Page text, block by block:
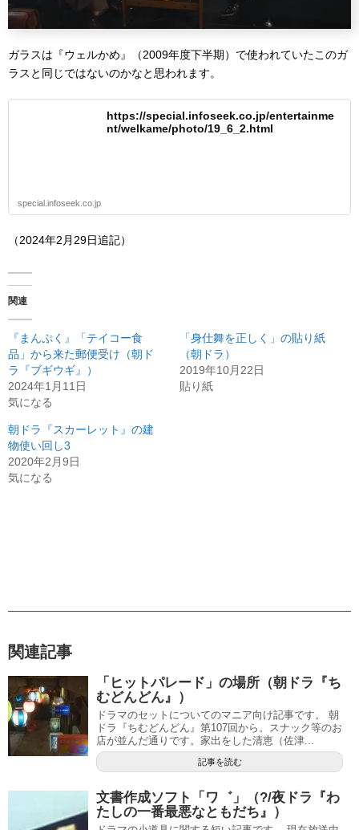
ガラスは『ウェルかめ』（2009年度下半期）で使われていたこのガ
ラスと同じではないのかなと思われます。
https://special.infoseek.co.jp/entertainme
nt/welkame/photo/19_6_2.html
special.infoseek.co.jp
（2024年2月29日追記）
関連
『まんぷく』「テイコー食
品」から来た郵便受け（朝ド
ラ『ブギウギ』）
2024年1月11日
気になる
「身仕舞を正しく」の貼り紙
（朝ドラ）
2019年10月22日
貼り紙
朝ドラ『スカーレット』の建
物使い回し3
2020年2月9日
気になる
関連記事
「ヒットパレード」の場所（朝ドラ『ち
むどんどん』）
ドラマのセットについてのマニア向け記事です。 朝
ドラ『ちむどんどん』第107回から。スナック等のお
店が並んだ通りです。家出をした清恵（佐津...
記事を読む
文書作成ソフト「ワ゛」（?/夜ドラ『わ
たしの一番最悪なともだち』）